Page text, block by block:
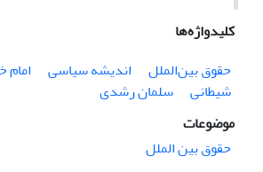
کلیدواژه‌ها
حقوق بین‌الملل
اندیشه سیاسی امام
شیطانی
سلمان رشدی
موضوعات
حقوق بین الملل